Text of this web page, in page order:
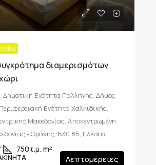
διαμερισμάτων
Δημοτική Ενότητα Παλλήνης, Δήμος
Ενότητα Χαλκιδικής,
Μακεδονίας, Αποκεντρωμένη
- Θράκης, 630 85, Ελλάδα
750τ.μ. m²
Λεπτομέρειες